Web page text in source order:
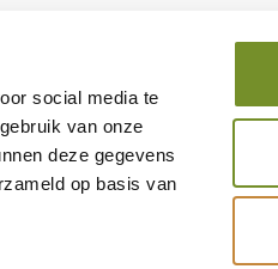
social media te
van onze
deze gegevens
op basis van
Volg